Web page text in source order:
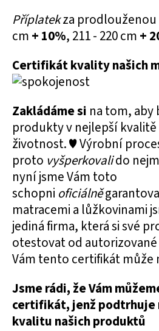
Příplatekza prodlouženou
cm + 10%, 211 - 220 cm +
Certifikát kvality našich
Zakládáme si na tom, aby
produkty v nejlepší
životnost. ♥ Výrobní
proto vyšperkovalido
nyní jsme Vám toto
schopni oficiálně
matracemi a lůžkovinami
jediná firma, která si své
otestovat od
Vám tento certifikát může
Jsme rádi, že Vám
certifikát, jenž podtrhuje
kvalitu našich produktů